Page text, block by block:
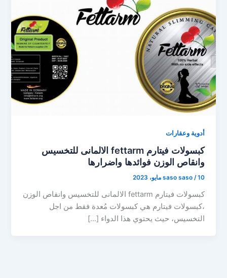
أدوية وعقارات
كبسولات فيتارم fettarm الالمانى للتخسيس
وانقاص الوزن فوائدها واضرارها
saso saso /10 مايو، 2023
كبسولات فيتارم fettarm الالمانى للتخسيس وانقاص الوزن
،كبسولات فيتارم هي كبسولات مُعدة فقط من اجل
التخسيس، حيث يحتوي هذا الدواء […]